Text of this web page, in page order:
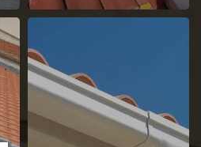
Etanchéité de
faitage et faitière
31